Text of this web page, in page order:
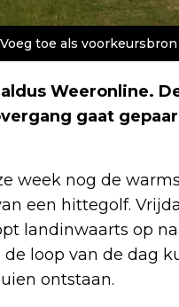
Voeg toe als
Weeronline.
gaat
week nog de
een hittegolf.
landinwaarts op
loop van de dag
ontstaan.